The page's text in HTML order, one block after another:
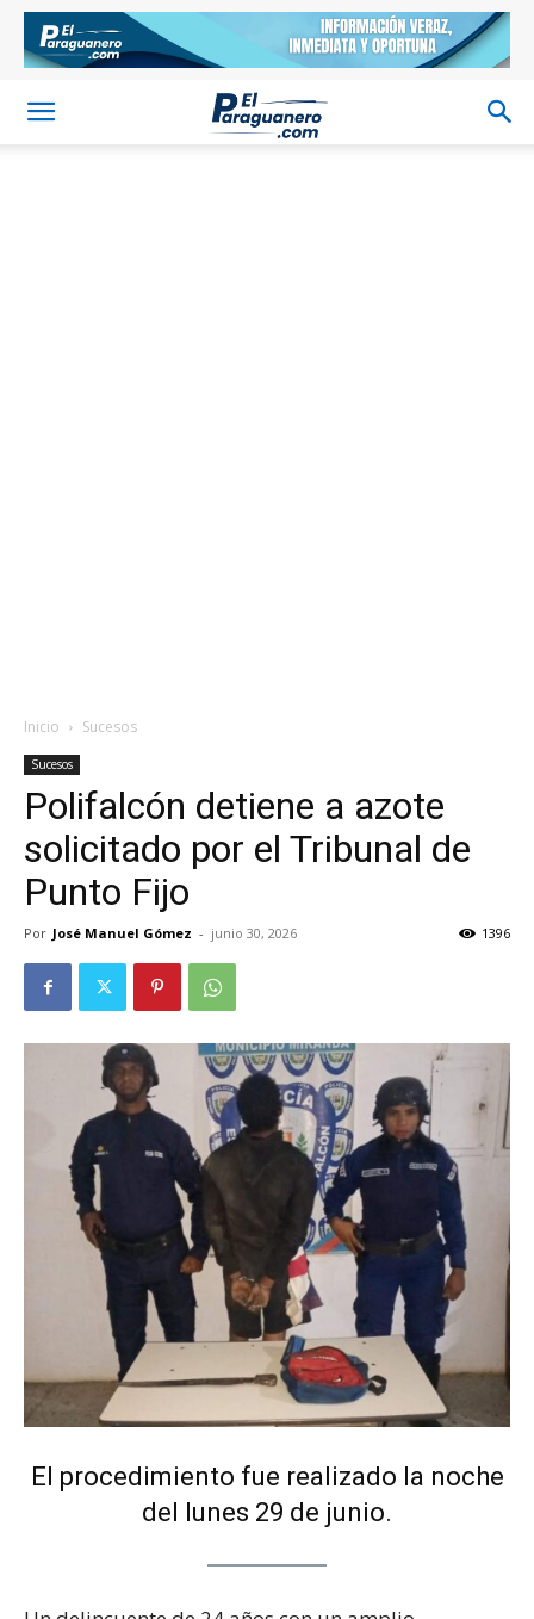
Inicio Sucesos
Sucesos
Polifalcón detiene a azote
solicitado por el Tribunal de
Punto Fijo
Por José Manuel Gómez - junio 30, 2026 1396
El procedimiento fue realizado la noche
del lunes 29 de junio.